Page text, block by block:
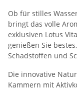
Ob für stilles
bringt das volle
exklusiven Lotus
genießen Sie
Schadstoffen und
Die innovative
Kammern mit